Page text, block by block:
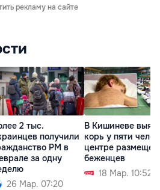
рекламу на сайте
2 тыс.
получили
РМ в
за одну
26 Мар. 07:20
В Кишиневе
корь у пяти
центре
беженцев
18 Мар. 10:52